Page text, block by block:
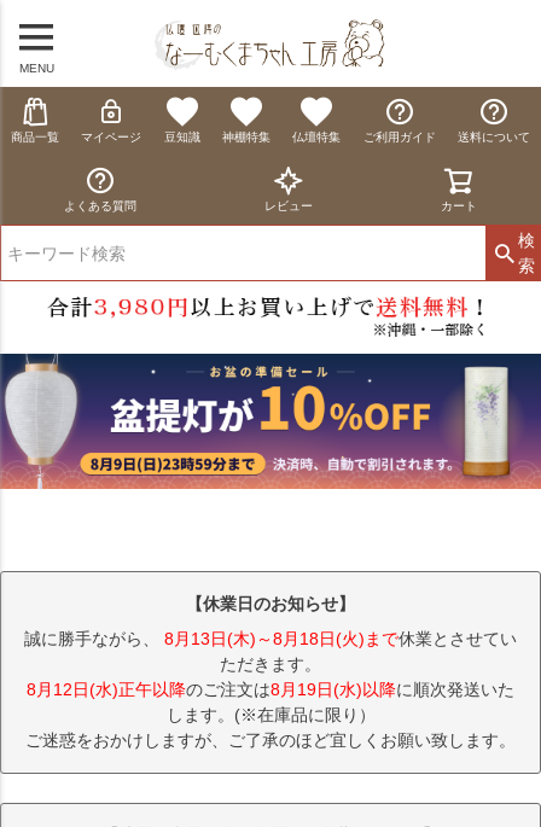
MENU
商品一覧 マイページ 豆知識 神棚特集 仏壇特集 ご利用ガイド 送料について
よくある質問 レビュー カート
検
索
【休業日のお知らせ】
誠に勝手ながら、 8月13日(木)～8月18日(火)まで休業とさせてい
ただきます。
8月12日(水)正午以降のご注文は8月19日(水)以降に順次発送いた
します。(※在庫品に限り）
ご迷惑をおかけしますが、ご了承のほど宜しくお願い致します。